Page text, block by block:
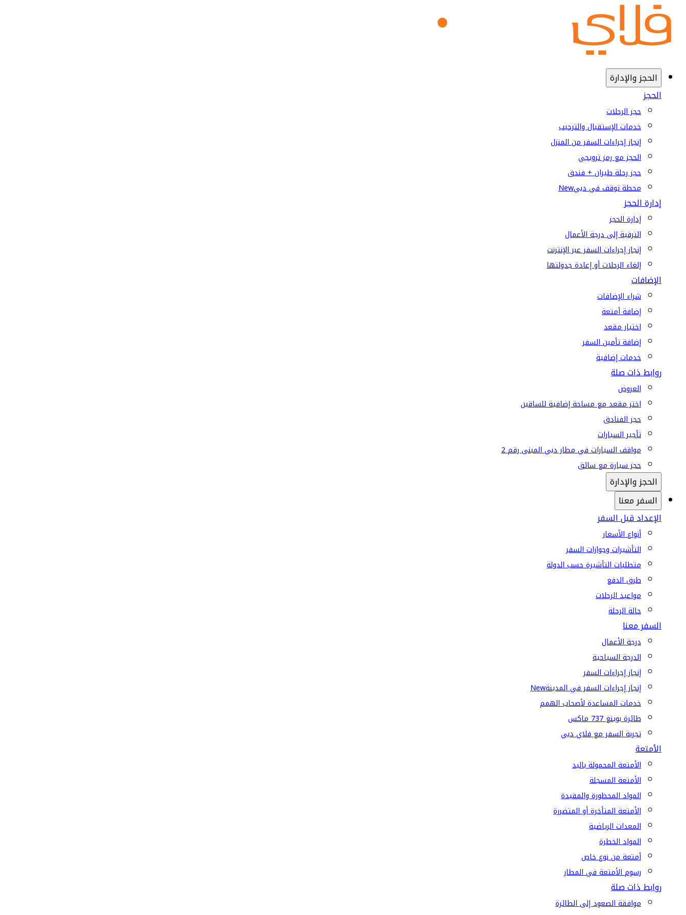
الحجز والإدارة
الحجز
حجز الرحلات
خدمات الإستقبال والترحيب
إنجاز إجراءات السفر من المنزل
الحجز مع رمز ترويجي
حجز رحلة طيران + فندق
محطة توقف في دبيNew
إدارة الحجز
إدارة الحجز
الترقية إلى درجة الأعمال
إنجاز إجراءات السفر عبر الإنترنت
إلغاء الرحلات أو إعادة جدولتها
الإضافات
شراء الإضافات
إضافة أمتعة
اختيار مقعد
إضافة تأمين السفر
خدمات إضافية
روابط ذات صلة
العروض
اختر مقعد مع مساحة إضافية للساقين
حجز الفنادق
تأجير السيارات
مواقف السيارات في مطار دبي المبنى رقم 2
حجز سيارة مع سائق
الحجز والإدارة
السفر معنا
الإعداد قبل السفر
أنواع الأسعار
التأشيرات وجوازات السفر
متطلبات التأشيرة حسب الدولة
طرق الدفع
مواعيد الرحلات
حالة الرحلة
السفر معنا
درجة الأعمال
الدرجة السياحية
إنجاز إجراءات السفر
إنجاز إجراءات السفر في المدينةNew
خدمات المساعدة لأصحاب الهمم
طائرة بوينغ 737 ماكس
تجربة السفر مع فلاي دبي
الأمتعة
الأمتعة المحمولة باليد
الأمتعة المسجلة
المواد المحظورة والمقيدة
الأمتعة المتأخرة أو المتضررة
المعدات الرياضية
المواد الخطرة
أمتعة من نوع خاص
رسوم الأمتعة في المطار
روابط ذات صلة
موافقة الصعود إلى الطائرة